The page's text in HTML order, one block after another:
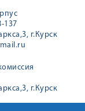
137
г.Курск
г.Курск